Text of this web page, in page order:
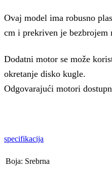
Ovaj model ima robusno
cm i prekriven je
Dodatni motor se može
okretanje disko kugle.
Odgovarajući motori
specifikacija
Boja: Srebrna